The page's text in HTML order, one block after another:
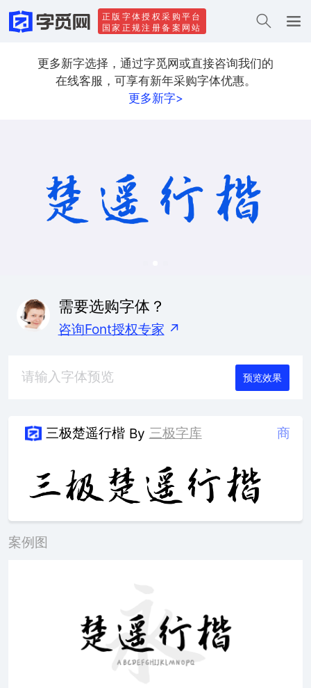
正版字体授权采购平台
国家正规注册备案网站
更多新字选择，通过字觅网或直接咨询我们的
在线客服，可享有新年采购字体优惠。
更多新字>
需要选购字体？
咨询Font授权专家 ↗
预览效果
三极楚遥行楷 By 三极字库 商
案例图